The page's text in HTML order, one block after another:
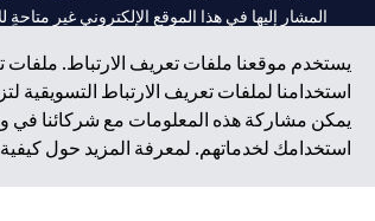
يستخدم موقعنا ملفات تعريف الارتباط. ملفات
استخدامنا لملفات تعريف الارتباط التسويقية
يمكن مشاركة هذه المعلومات مع شركائنا في
استخدامك لخدماتهم. لمعرفة المزيد حول كيفية
المشار إليها في هذا الموقع الإلكتروني غير
سيتي بنك هي علامة خدمة لشركة Citigroup Inc. أو .Citibank N.A ، مستخدمة ومسجلة في جميع أنحاء العالم.
سيتي بنك إن. إيه. الإمارات مسجل لدى مصرف الإمارات المركزي تحت أرقام
فرع سيتي بنك إن إيه - الإمارات العربية